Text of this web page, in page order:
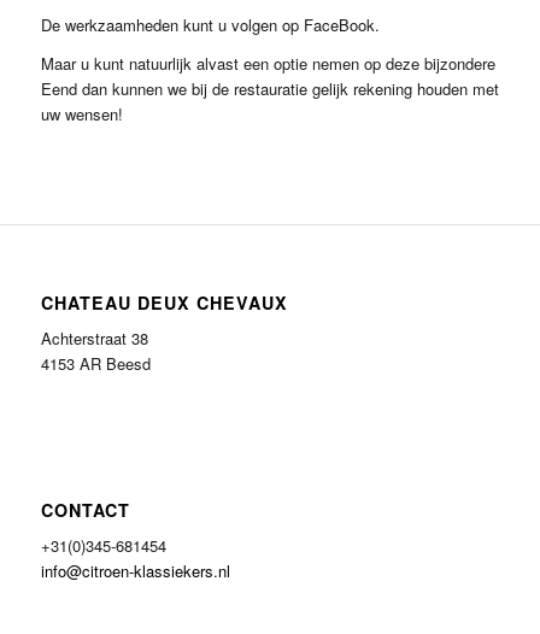
De werkzaamheden kunt u volgen op FaceBook.
Maar u kunt natuurlijk alvast een optie nemen op deze bijzondere
Eend dan kunnen we bij de restauratie gelijk rekening houden met
uw wensen!
CHATEAU DEUX CHEVAUX
Achterstraat 38
4153 AR Beesd
CONTACT
+31(0)345-681454
info@citroen-klassiekers.nl